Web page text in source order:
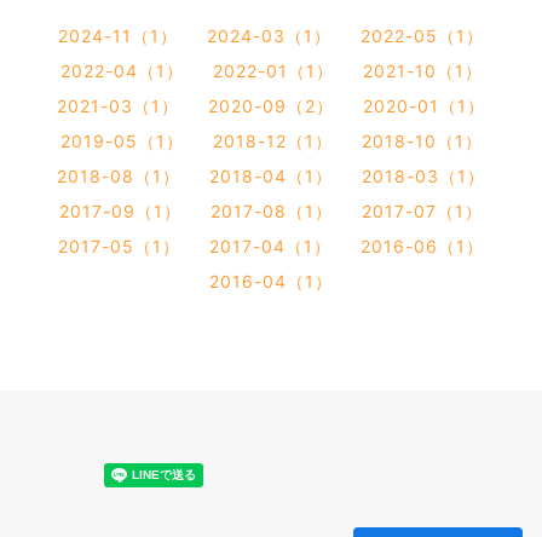
2024-11（1） 2024-03（1）
2022-05（1）
2022-04（1）
2022-01（1）
2021-10（1）
2021-03（1）
2020-09（2）
2020-01（1）
2019-05（1）
2018-12（1）
2018-10（1）
2018-08（1）
2018-04（1）
2018-03（1）
2017-09（1）
2017-08（1）
2017-07（1）
2017-05（1）
2017-04（1）
2016-06（1）
2016-04（1）